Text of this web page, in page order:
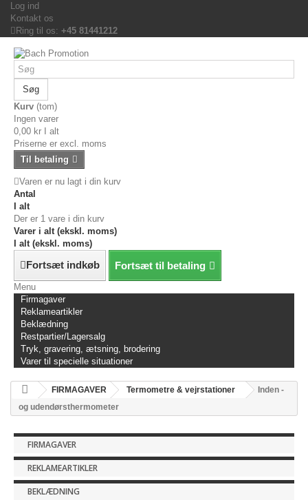
Log ind
Kontakt os
Ring til os: +45 81441212
Søg
Kurv (tom)
Ingen varer
0,00 kr
I alt
Priserne er excl. moms
Til betaling
Varen er nu lagt i din kurv
Antal
I alt
Der er 1 vare i din kurv
Varer i alt (ekskl. moms)
I alt (ekskl. moms)
Fortsæt indkøb Fortsæt til betaling
Menu
Firmagaver
Reklameartikler
Beklædning
Restpartier/Lagersalg
Tryk, gravering, ætsning, brodering
Varer til specielle situationer
FIRMAGAVER Termometre & vejrstationer
Inden -
og udendørsthermometer
FIRMAGAVER
REKLAMEARTIKLER
BEKLÆDNING